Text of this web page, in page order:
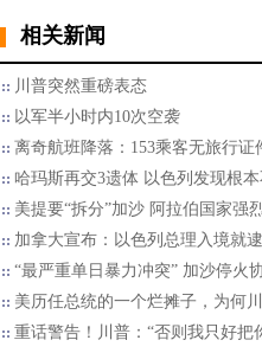
相关新闻
川普突然重磅表态
以军半小时内10次空袭
离奇航班降落：153乘客无旅行
哈玛斯再交3遗体 以色列发现根
美提要“拆分”加沙 阿拉伯国家强
加拿大宣布：以色列总理入境就
“最严重单日暴力冲突” 加沙停火
美历任总统的一个烂摊子，为何
重话警告！川普：“否则我只好把